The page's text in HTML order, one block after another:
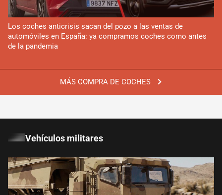
MÁS COMPRA DE COCHES
Los coches anticrisis sacan del pozo a las ventas de
automóviles en España: ya compramos coches como antes
de la pandemia
Vehículos militares